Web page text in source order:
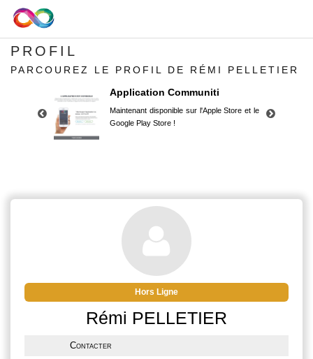
PROFIL
PARCOUREZ LE PROFIL DE RÉMI PELLETIER
Application Communiti
Maintenant disponible sur l'Apple Store et le
Google Play Store !
Google Play Store !
Hors Ligne
Rémi PELLETIER
Contacter